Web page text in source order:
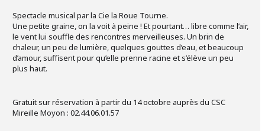
Spectacle musical par la Cie la Roue Tourne.
Une petite graine, on la voit à peine ! Et pourtant… libre comme l’air,
le vent lui souffle des rencontres merveilleuses. Un brin de
chaleur, un peu de lumière, quelques gouttes d’eau, et beaucoup
d’amour, suffisent pour qu’elle prenne racine et s’élève un peu
plus haut.
Gratuit sur réservation à partir du 14 octobre auprès du CSC
Mireille Moyon : 02.44.06.01.57